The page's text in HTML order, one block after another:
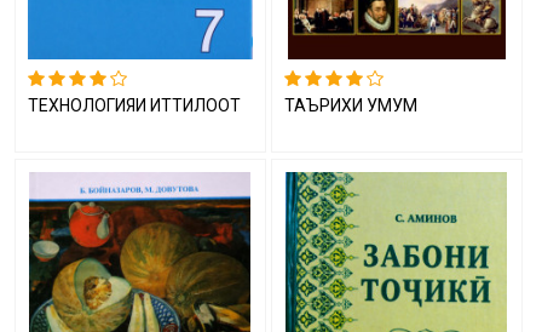
ТЕХНОЛОГИЯИ ИТТИЛООТӢ ТАЪРИХИ УМУМӢ